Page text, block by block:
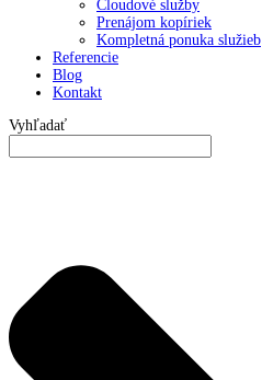
Cloudové služby
Prenájom kopíriek
Kompletná ponuka služieb
Referencie
Blog
Kontakt
Vyhľadať